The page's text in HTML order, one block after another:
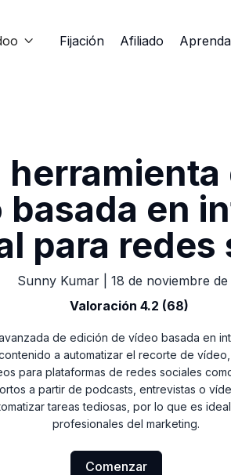
 Fijación Afiliado Aprenda
basada en
para redes
Sunny Kumar
18 de noviembre
Valoración 4.2 (68)
de edición de vídeo basada en
a automatizar el recorte de
para plataformas de redes sociales
a partir de podcasts, entrevistas o
tareas tediosas, por lo que es
profesionales del marketing.
Comenzar